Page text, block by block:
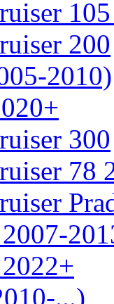
200
2010)
300
78
...)